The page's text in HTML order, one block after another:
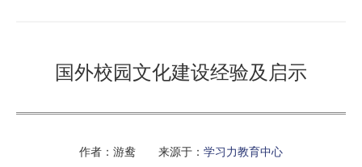
国外校园文化建设经验及启示
作者：游鸯 来源于： 学习力教育中心